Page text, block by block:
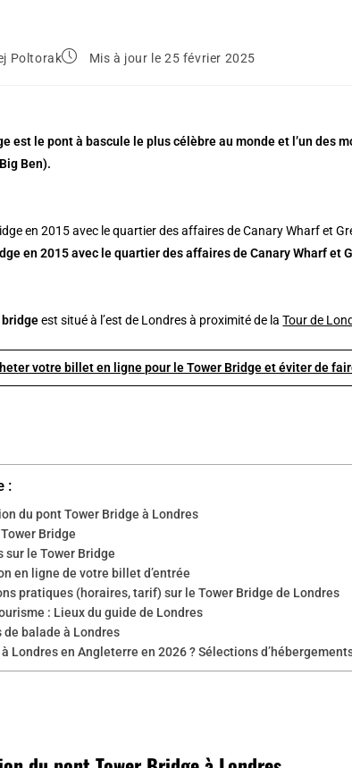
Poltorak Mis à jour le 25 février 2025
est le pont à bascule le plus célèbre au monde et l’un des
Ben).
en 2015 avec le quartier des affaires de Canary Wharf et
bridgeest situé à l’est de Londres à proximité de laTour de
votre billet en ligne pour le Tower Bridge et éviter de
:
du pont Tower Bridge à Londres
Bridge
sur le Tower Bridge
en ligne de votre billet d’entrée
pratiques (horaires, tarif) sur le Tower Bridge de Londres
: Lieux du guide de Londres
balade à Londres
Londres en Angleterre en 2026 ? Sélections